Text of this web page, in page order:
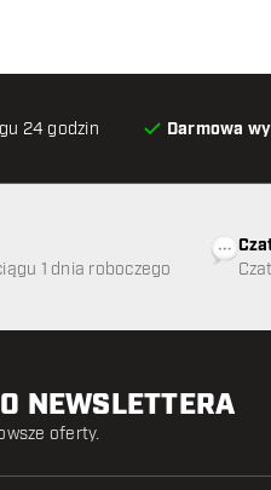
24 godzin Darmowa
1 dnia roboczego
NEWSLETTERA
oferty.